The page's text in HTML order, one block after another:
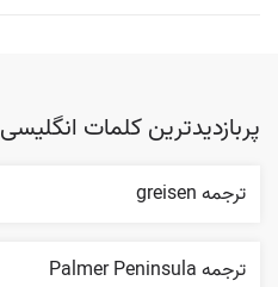
پربازدیدترین کلمات انگلیسی
ترجمه greisen
ترجمه Palmer Peninsula